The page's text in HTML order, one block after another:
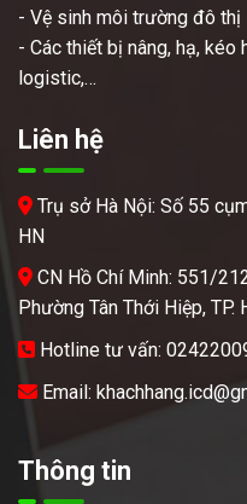
- Vệ sinh môi trường đô thị
- Các thiết bị nâng, hạ, kéo
logistic,…
Liên hệ
Trụ sở Hà Nội: Số 55
HN
CN Hồ Chí Minh: 551/
Phường Tân Thới Hiệp, TP.
Hotline tư vấn:
Email:
Thông tin